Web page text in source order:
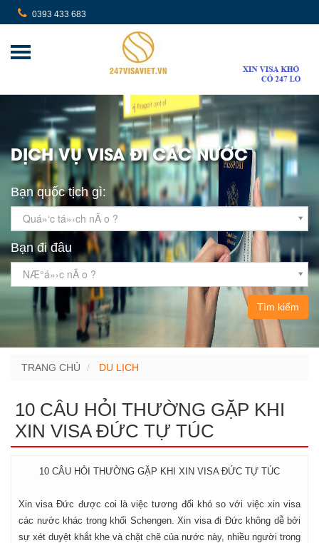
0393 433 683
DỊCH VỤ VISA ĐI CÁC NƯỚC
Bạn quốc tịch gì:
Quá»‘c tá»‹ch nÃ o ?
Bạn đi đâu
NÆ°á»›c nÃ o ?
Tìm kiếm
TRANG CHỦ DU LỊCH
10 CÂU HỎI THƯỜNG GẶP KHI
XIN VISA ĐỨC TỰ TÚC
10 CÂU HỎI THƯỜNG GẶP KHI XIN VISA ĐỨC TỰ TÚC
Xin visa Đức được coi là việc tương đối khó so với việc xin visa
các nước khác trong khối Schengen. Xin visa đi Đức không dễ bởi
sự xét duyệt khắt khe và chặt chẽ của nước này, nhiều người trong